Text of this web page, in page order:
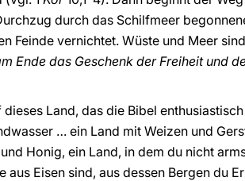
durch das Schilfmeer
Feinde vernichtet. Wüste und Meer
Ende das Geschenk der Freiheit und
Land, das die Bibel
… ein Land mit Weizen und
Honig, ein Land, in dem du nicht
aus Eisen sind, aus dessen Bergen du